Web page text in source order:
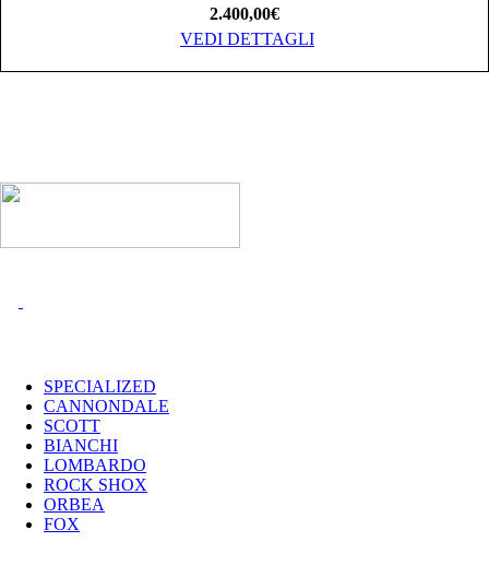
2.400,00€
VEDI DETTAGLI
SPECIALIZED
CANNONDALE
SCOTT
BIANCHI
LOMBARDO
ROCK SHOX
ORBEA
FOX